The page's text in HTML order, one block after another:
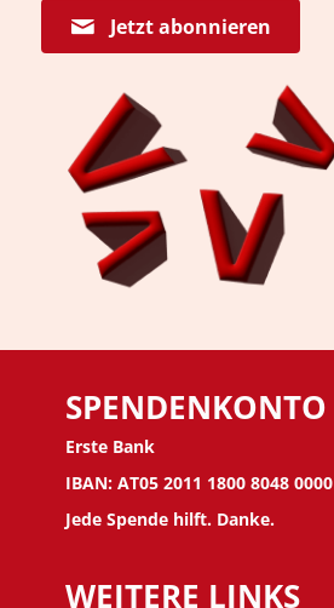
Jetzt abonnieren
SPENDENKONTO
Erste Bank
IBAN: AT05 2011 1800 8048 0000
Jede Spende hilft. Danke.
WEITERE LINKS